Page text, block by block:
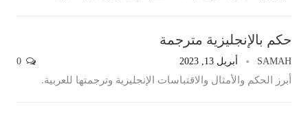
حكم بالإنجليزية مترجمة
SAMAH أبريل 13, 2023
أبرز الحكم والأمثال والاقتباسات الإنجليزية وترجمتها للعربية.